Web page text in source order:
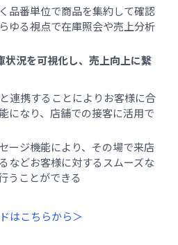
品番単位で商品を集約して確認
ゆる視点で在庫照会や売上分析
状況を可視化し、売上向上に繋
連携することによりお客様に合
になり、店舗での接客に活用で
ージ機能により、その場で来店
などお客様に対するスムーズな
うことができる
はこちらから＞